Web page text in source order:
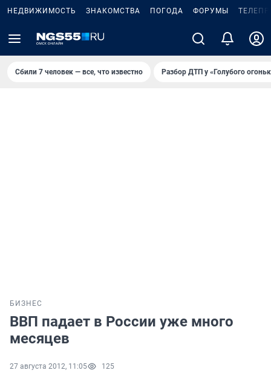
НЕДВИЖИМОСТЬ ЗНАКОМСТВА ПОГОДА ФОРУМЫ
Сбили 7 человек — все, что известно Разбор ДТП у «Голубого
БИЗНЕС
ВВП падает в России уже много
месяцев
27 августа 2012, 11:05 125